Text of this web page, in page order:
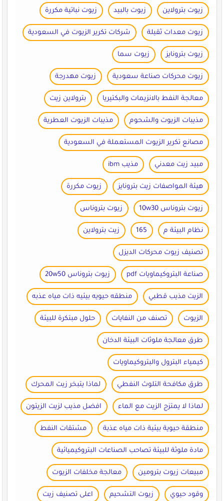
زيوت بترولاين زيوت بالبيد زيوت نباتية مكررة
زيوت معدات ثقيلة شركات تكرير الزيوت في السعودية
زيوت بترونايز زيوت سما
زيوت محركات صناعة سعودية زيوت مهدرجة
معالجة النفط بالانزيمات والبكتيريا بترولاين زيت
مذيبات الزيوت والشحوم مذيبات الزيوت العطرية
مصانع تكرير الزيوت المستعملة في السعودية
مبيد زيت معدني مذيب ibm
هيئة المواصفات زيت بترونايز زيوت مكررة
زيوت بتروناس 10w30 زيوت بتروناس
نظام البيئة م 165 زيت بترولاين
تصنيف زيوت محركات الديزل
صناعة البتروكيماويات pdf زيوت بتروناس 20w50
الزيت مذيب قطبي منطقه حيويه بيئيه ذات مياه عذبه
الزيوت تصنف من النفايات حلول مبتكرة للبيئة
طرق معالجة ملوثات البيئة الدخان
كيمياء البترول والبتروكيماويات
طرق مكافحة التلوث النفطي لماذا يتبخر زيت المحرك
لماذا لا يمتزج الزيت مع الماء افضل مذيب لزيت الزيتون
منطقة حيوية بيئية ذات مياه عذبة مشتقات النفط
مادة ملوثة للبيئة تصاحب الصناعات البتروكيميائية
مبيعات زيوت بترومين معالجة مخلفات الزيوت
وقود حيوي زيوت التشحيم اعلى تصنيف زيت